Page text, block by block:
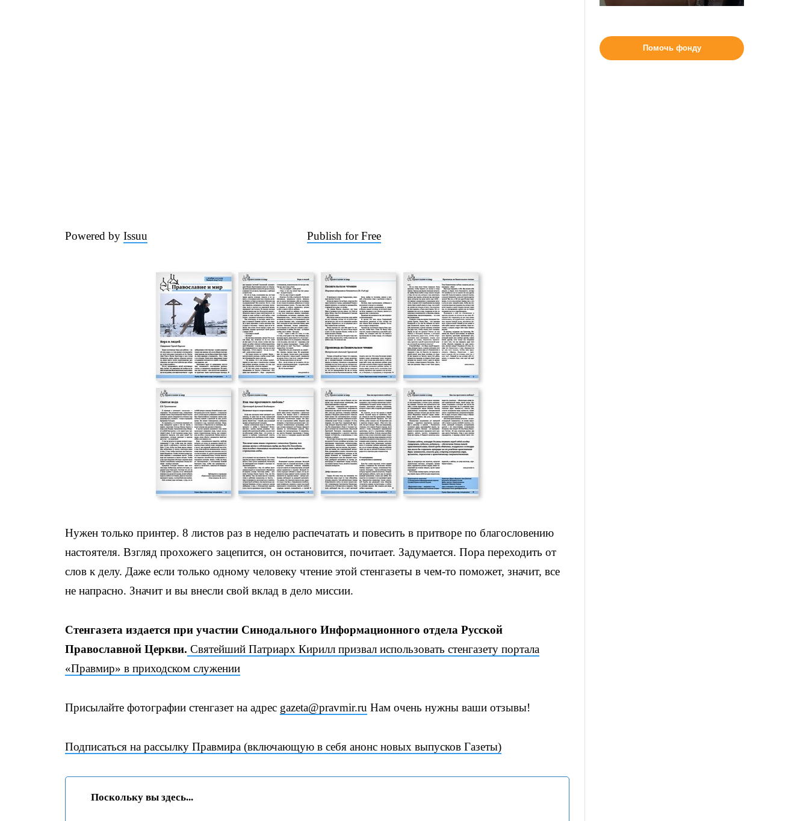
Powered by Issuu Publish for Free
Нужен только принтер. 8 листов раз в неделю распечатать и повесить в притворе по благословению
настоятеля. Взгляд прохожего зацепится, он остановится, почитает. Задумается. Пора переходить от
слов к делу. Даже если только одному человеку чтение этой стенгазеты в чем-то поможет, значит, все
не напрасно. Значит и вы внесли свой вклад в дело миссии.
Стенгазета издается при участии Синодального Информационного отдела Русской
Православной Церкви. Святейший Патриарх Кирилл призвал использовать стенгазету портала
«Правмир» в приходском служении
Присылайте фотографии стенгазет на адрес gazeta@pravmir.ru Нам очень нужны ваши отзывы!
Подписаться на рассылку Правмира (включающую в себя анонс новых выпусков Газеты)
Поскольку вы здесь...
Помочь фонду